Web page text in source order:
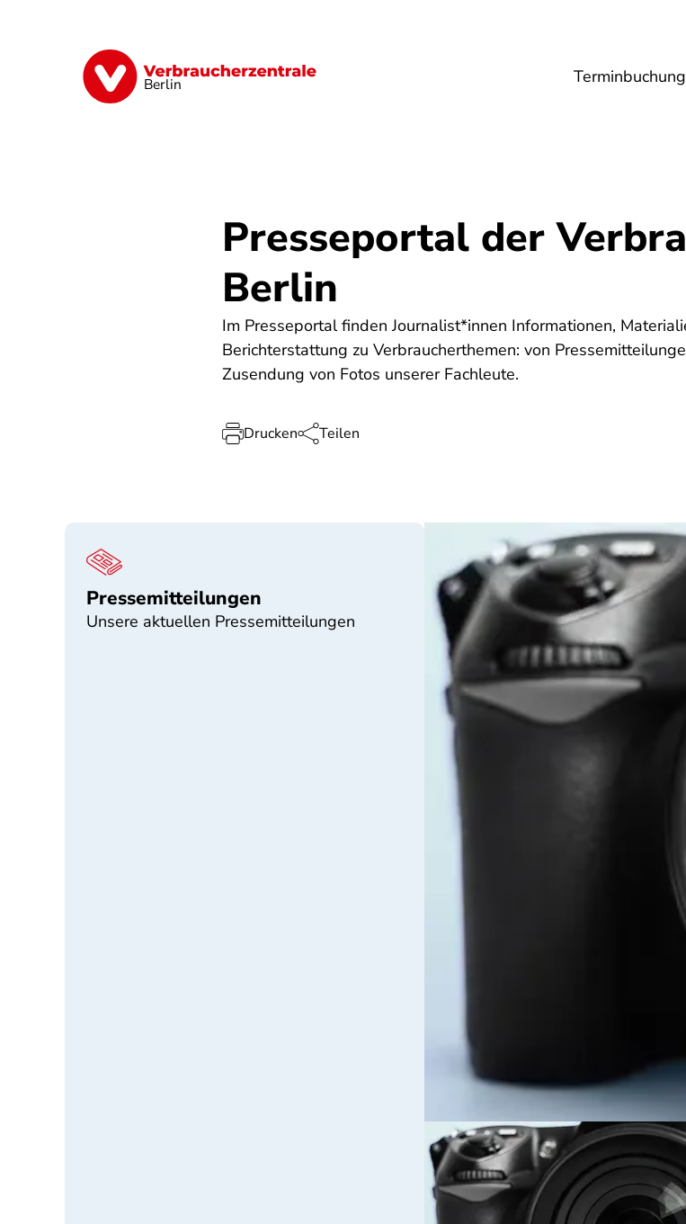
Berlin Terminbuchung
Finanzen Digitales Lebensmittel Gesundheit
Presseportal der
Berlin
Im Presseportal finden Journalist*innen Informationen,
Berichterstattung zu Verbraucherthemen: von
Zusendung von Fotos unserer Fachleute.
Drucken Teilen
Pressemitteilungen
Unsere aktuellen Pressemitteilungen